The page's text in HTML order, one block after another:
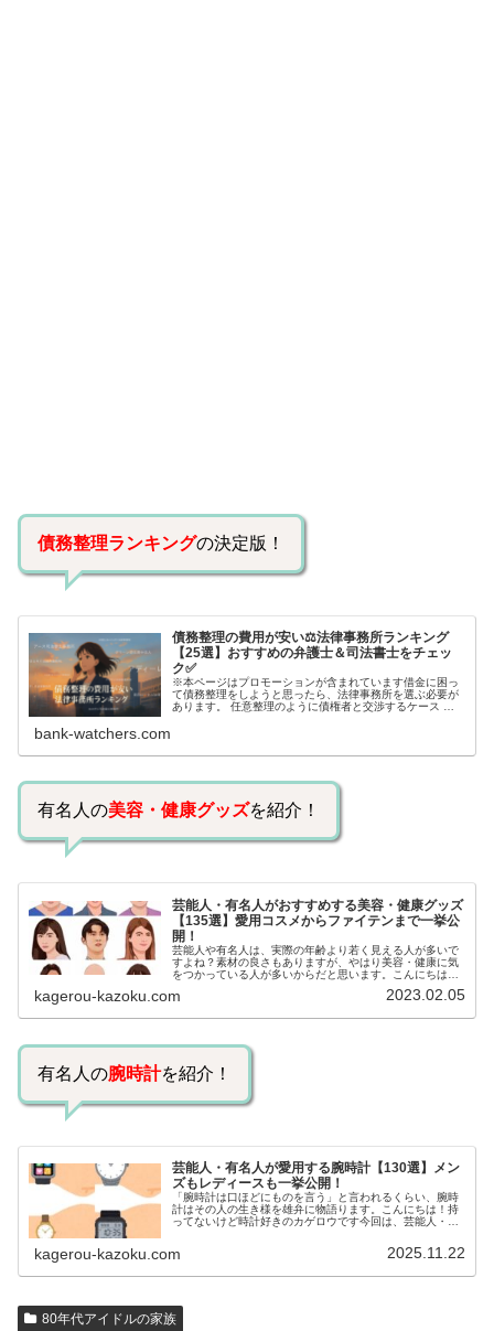
債務整理ランキングの決定版！
債務整理の費用が安い⚖️法律事務所ランキング
【25選】おすすめの弁護士＆司法書士をチェッ
ク✅
※本ページはプロモーションが含まれています借金に困っ
て債務整理をしようと思ったら、法律事務所を選ぶ必要が
あります。 任意整理のように債権者と交渉するケース 自
bank-watchers.com
有名人の美容・健康グッズを紹介！
芸能人・有名人がおすすめする美容・健康グッズ
【135選】愛用コスメからファイテンまで一挙公
開！
芸能人や有名人は、実際の年齢より若く見える人が多いで
すよね？素材の良さもありますが、やはり美容・健康に気
をつかっている人が多いからだと思います。こんにちは！
いるのでしょうか？今回は、芸能人…
kagerou-kazoku.com 2023.02.05
有名人の腕時計を紹介！
芸能人・有名人が愛用する腕時計【130選】メン
ズもレディースも一挙公開！
「腕時計は口ほどにものを言う」と言われるくらい、腕時
計はその人の生き様を雄弁に物語ります。こんにちは！持
ってないけど時計好きのカゲロウです今回は、芸能人・有
kagerou-kazoku.com 2025.11.22
80年代アイドルの家族